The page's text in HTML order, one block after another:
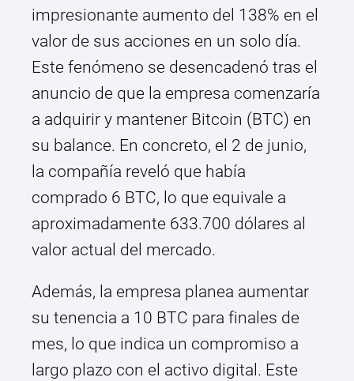
impresionante aumento del 138% en el
valor de sus acciones en un solo día.
Este fenómeno se desencadenó tras el
anuncio de que la empresa comenzaría
a adquirir y mantener Bitcoin (BTC) en
su balance. En concreto, el 2 de junio,
la compañía reveló que había
comprado 6 BTC, lo que equivale a
aproximadamente 633.700 dólares al
valor actual del mercado.
Además, la empresa planea aumentar
su tenencia a 10 BTC para finales de
mes, lo que indica un compromiso a
largo plazo con el activo digital. Este